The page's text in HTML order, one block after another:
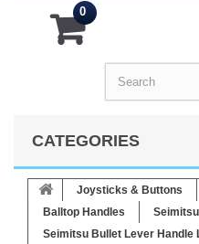
0
CATEGORIES
Joysticks & Buttons
Balltop Handles
Seimitsu
Seimitsu Bullet Lever Handle